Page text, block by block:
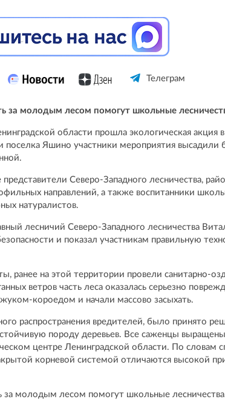
Телеграм
за молодым лесом помогут школьные
области прошла экологическая акция
поселка Яшино участники мероприятия высадили
Северо-Западного лесничества,
направлений, а также воспитанники
натуралистов.
лесничий Северо-Западного лесничества
и показал участникам правильную
ранее на этой территории провели санитарно-
ветров часть леса оказалась серьезно
короедом и начали массово засыхать.
распространения вредителей, было принято
породу деревьев. Все саженцы
центре Ленинградской области. По словам
корневой системой отличаются высокой
за молодым лесом помогут школьные